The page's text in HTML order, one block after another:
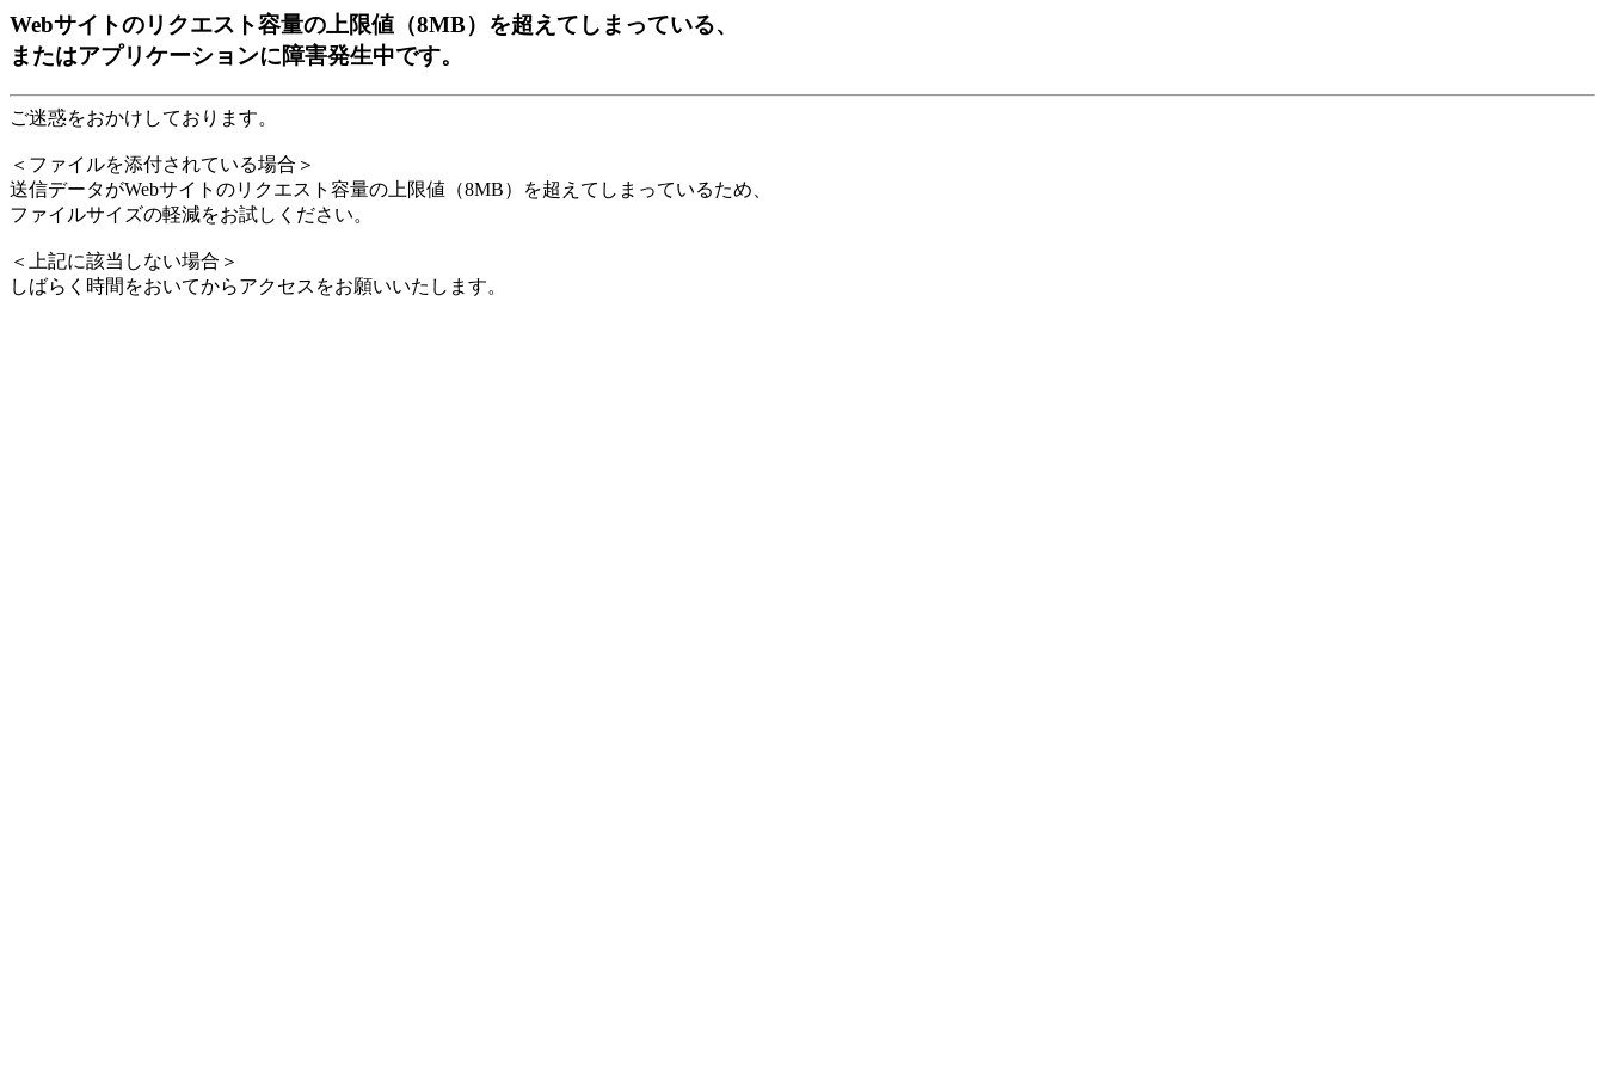
Webサイトのリクエスト容量の上限値（8MB）を超えてしまっている、
またはアプリケーションに障害発生中です。
ご迷惑をおかけしております。
＜ファイルを添付されている場合＞
送信データがWebサイトのリクエスト容量の上限値（8MB）を超えてしまっているため、
ファイルサイズの軽減をお試しください。
＜上記に該当しない場合＞
しばらく時間をおいてからアクセスをお願いいたします。